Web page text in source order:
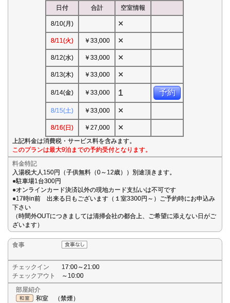
日付 合計 空室情報
8/10(月) ×
8/11(火) ￥33,000 ×
8/12(水) ￥33,000 ×
8/13(木) ￥33,000 ×
8/14(金) ￥33,000 1 予約
8/15(土) ￥33,000 ×
8/16(日) ￥27,000 ×
上記料金は消費税・サービス料を含みます。
このプランは最大9泊までの予約受付となります。
料金特記
入湯税大人150円（子供無料（0～12歳））別途頂きます。
●駐車場1台300円
●オンラインカード決済以外の現地カード支払いは不可です
●17時in前 出来る日もございます（１室3300円～）ご予約時にお申込み
下さい
（時間外OUTにつきましては清掃会社の都合上、ご希望に添えない日がご
ざいます）
食事
チェックイン
17:00～21:00
チェックアウト
～10:00
部屋紹介
和室 （禁煙）